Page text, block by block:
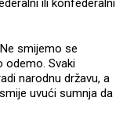
ili konfederalni
smijemo se
odemo. Svaki
narodnu državu, a
uvući sumnja da